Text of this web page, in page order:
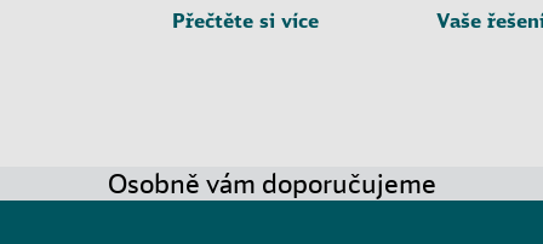
Přečtěte si více Vaše
Osobně vám doporučujeme